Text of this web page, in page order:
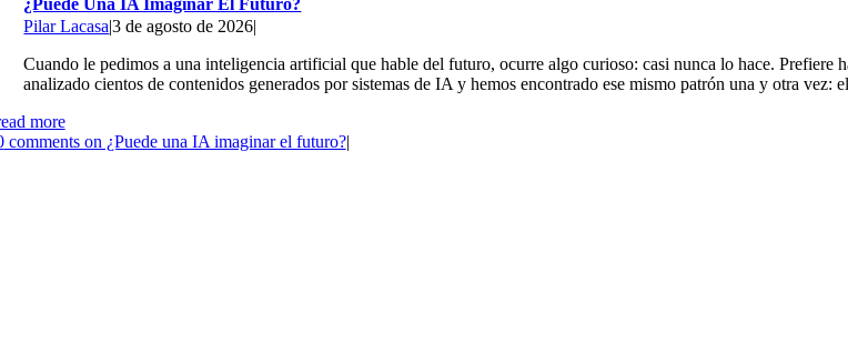
¿Puede Una IA Imaginar El Futuro?
Pilar Lacasa|3 de agosto de 2026|
Cuando le pedimos a una inteligencia artificial que hable del futuro, ocurre algo curioso: casi nunca lo hace. Prefiere
analizado cientos de contenidos generados por sistemas de IA y hemos encontrado ese mismo patrón una y otra vez:
more
comments on ¿Puede una IA imaginar el futuro?|